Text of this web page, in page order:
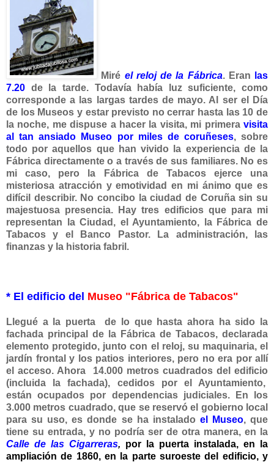
Miré el reloj de la Fábrica. Eran
las
7.20 de la tarde. Todavía había luz suficiente, como
corresponde a las largas tardes de mayo. Al ser el Día
de los Museos y estar previsto no cerrar hasta las 10 de
la noche, me dispuse a hacer la visita, mi primera visita
al tan ansiado Museo por miles de coruñeses, sobre
todo por aquellos que han vivido la experiencia de la
Fábrica directamente o a través de sus familiares. No es
mi caso, pero la Fábrica de Tabacos ejerce una
misteriosa atracción y emotividad en mi ánimo que es
difícil describir. No concibo la ciudad de Coruña sin su
majestuosa presencia. Hay tres edificios que para mi
representan la Ciudad, el Ayuntamiento, la Fábrica de
Tabacos y el Banco Pastor. La administración, las
finanzas y la historia fabril.
* El edificio del Museo "Fábrica de Tabacos"
Llegué a la puerta de lo que hasta ahora ha sido la
fachada principal de la Fábrica de Tabacos, declarada
elemento protegido, junto con el reloj, su maquinaria, el
jardín frontal y los patios interiores, pero no era por allí
el acceso. Ahora 14.000 metros cuadrados del edificio
(incluida la fachada), cedidos por el Ayuntamiento,
están ocupados por dependencias judiciales. En los
3.000 metros cuadrado, que se reservó el gobierno local
para su uso, es donde se ha instalado el Museo, que
tiene su entrada, y no podría ser de otra manera, en la
Calle de las Cigarreras, por la puerta instalada, en la
ampliación de 1860, en la parte suroeste del edificio, y